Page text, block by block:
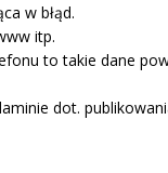
w błąd.
itp.
to takie dane
dot.